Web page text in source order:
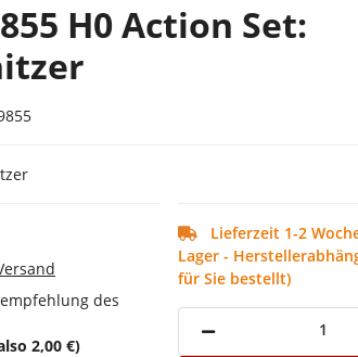
H0 Action Set:
des
2,00 €)
Lieferzeit 1-2
Lager -
für Sie bestellt)